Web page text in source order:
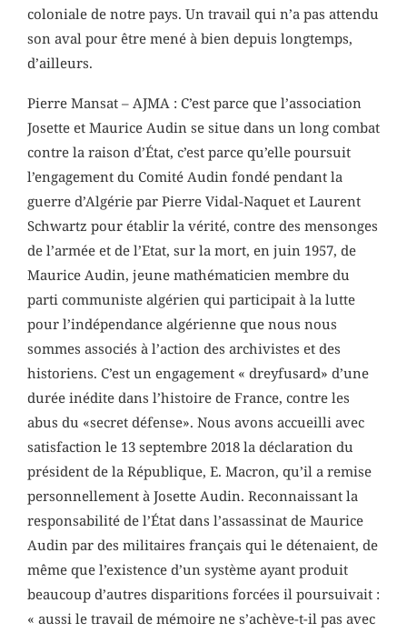
coloniale de notre pays. Un travail qui n’a pas attendu
son aval pour être mené à bien depuis longtemps,
d’ailleurs.
Pierre Mansat – AJMA : C’est parce que l’association
Josette et Maurice Audin se situe dans un long combat
contre la raison d’État, c’est parce qu’elle poursuit
l’engagement du Comité Audin fondé pendant la
guerre d’Algérie par Pierre Vidal-Naquet et Laurent
Schwartz pour établir la vérité, contre des mensonges
de l’armée et de l’Etat, sur la mort, en juin 1957, de
Maurice Audin, jeune mathématicien membre du
parti communiste algérien qui participait à la lutte
pour l’indépendance algérienne que nous nous
sommes associés à l’action des archivistes et des
historiens. C’est un engagement « dreyfusard» d’une
durée inédite dans l’histoire de France, contre les
abus du «secret défense». Nous avons accueilli avec
satisfaction le 13 septembre 2018 la déclaration du
président de la République, E. Macron, qu’il a remise
personnellement à Josette Audin. Reconnaissant la
responsabilité de l’État dans l’assassinat de Maurice
Audin par des militaires français qui le détenaient, de
même que l’existence d’un système ayant produit
beaucoup d’autres disparitions forcées il poursuivait :
« aussi le travail de mémoire ne s’achève-t-il pas avec